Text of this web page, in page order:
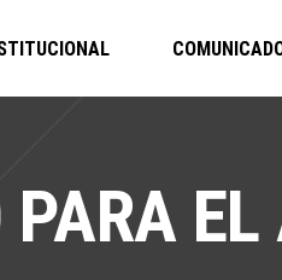
PARA